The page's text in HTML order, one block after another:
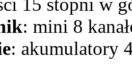
: mini 8
: akumulatory